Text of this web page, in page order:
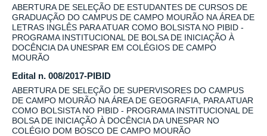
ABERTURA DE SELEÇÃO DE ESTUDANTES DE CURSOS DE
GRADUAÇÃO DO CAMPUS DE CAMPO MOURÃO NA ÁREA DE
LETRAS INGLÊS PARA ATUAR COMO BOLSISTA NO PIBID -
PROGRAMA INSTITUCIONAL DE BOLSA DE INICIAÇÃO À
DOCÊNCIA DA UNESPAR EM COLÉGIOS DE CAMPO
MOURÃO
Edital n. 008/2017-PIBID
ABERTURA DE SELEÇÃO DE SUPERVISORES DO CAMPUS
DE CAMPO MOURÃO NA ÁREA DE GEOGRAFIA, PARA ATUAR
COMO BOLSISTA NO PIBID - PROGRAMA INSTITUCIONAL DE
BOLSA DE INICIAÇÃO À DOCÊNCIA DA UNESPAR NO
COLÉGIO DOM BOSCO DE CAMPO MOURÃO